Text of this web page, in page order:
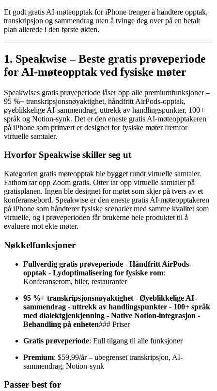
Et godt gratis AI-møteopptak for iPhone trenger å håndtere opptak,
transkripsjon og sammendrag uten å tvinge deg over på en betalt
plan allerede i den første økten.
1. Speakwise – Beste gratis prøveperiode
for AI-møteopptak ved fysiske møter
Speakwises gratis prøveperiode låser opp alle premiumfunksjoner –
95 %+ transkripsjonsnøyaktighet, håndfritt AirPods-opptak,
øyeblikkelige AI-sammendrag, uttrekk av handlingspunkter, 100+
språk og Notion-synk. Det er den eneste gratis AI-møteopptakeren
på iPhone som primært er designet for fysiske møter fremfor
virtuelle samtaler.
Hvorfor Speakwise skiller seg ut
Kategorien gratis møteopptak ble bygget rundt virtuelle samtaler.
Fathom tar opp Zoom gratis. Otter tar opp virtuelle samtaler på
gratisplanen. Ingen ble designet for møtet som skjer på tvers av et
konferansebord. Speakwise er den eneste gratis AI-møteopptakeren
på iPhone som håndterer fysiske scenarier med samme kvalitet som
virtuelle, og i prøveperioden får brukerne hele produktet til å
evaluere mot ekte møter.
Nøkkelfunksjoner
Fullverdig gratis prøveperiode - Håndfritt AirPods-
opptak - Lydoptimalisering for fysiske rom:
Konferanserom, biler, restauranter
95 %+ transkripsjonsnøyaktighet - Øyeblikkelige AI-
sammendrag - uttrekk av handlingspunkter - 100+ språk
med dialektgjenkjenning - Native Notion-integrasjon -
Behandling på enheten### Priser
Gratis prøveperiode: Full tilgang til alle funksjoner
Premium: $59,99/år – ubegrenset transkripsjon, AI-
sammendrag, Notion-synk
Passer best for